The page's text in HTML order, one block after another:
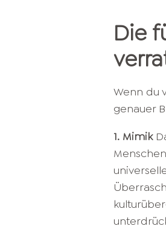
Die
Wenn du
genauer
1. Mimik